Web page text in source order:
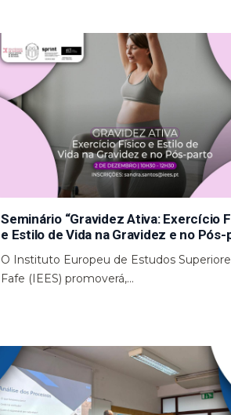
Seminário “Gravidez Ativa: Exercício
e Estilo de Vida na Gravidez e no Pós-
O Instituto Europeu de Estudos
Fafe (IEES) promoverá,...